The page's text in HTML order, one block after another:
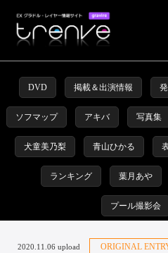
DVD 掲載＆出演情報
ソフマップ アキバ 写真集
犬童美乃梨 青山ひかる
ランキング 葉月あや
プール撮影会
2020.11.06 upload ORIGINAL